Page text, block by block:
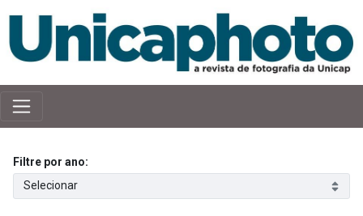
Filtre por ano:
Selecionar